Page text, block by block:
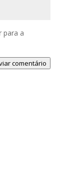
para a
comentário